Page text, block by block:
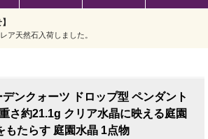
ア天然石入荷しました。
ンクォーツ ドロップ型 ペンダント
さ約21.1g クリア水晶に映える庭園
もたらす 庭園水晶 1点物